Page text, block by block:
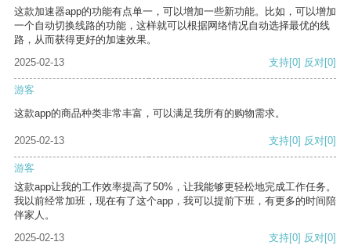
这款加速器app的功能有点单一，可以增加一些新功能。比如，可以增加
一个自动切换线路的功能，这样就可以根据网络情况自动选择最优的线
路，从而获得更好的加速效果。
2025-02-13
支持[0] 反对[0]
游客
这款app的商品种类非常丰富，可以满足我所有的购物需求。
2025-02-13 支持[0] 反对[0]
游客
这款app让我的工作效率提高了50%，让我能够更轻松地完成工作任务。
我以前经常加班，现在有了这个app，我可以提前下班，有更多的时间陪
伴家人。
2025-02-13
支持[0] 反对[0]